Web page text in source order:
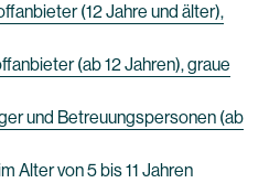
(12 Jahre und älter),
(ab 12 Jahren), graue
und Betreuungspersonen (ab
Alter von 5 bis 11 Jahren